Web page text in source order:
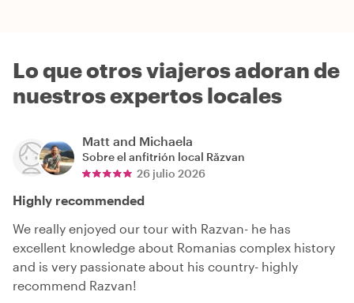
Lo que otros viajeros adoran de
nuestros expertos locales
Matt and Michaela
Sobre el anfitrión local Răzvan
26 julio 2026
Highly recommended
We really enjoyed our tour with Razvan- he has
excellent knowledge about Romanias complex history
and is very passionate about his country- highly
recommend Razvan!